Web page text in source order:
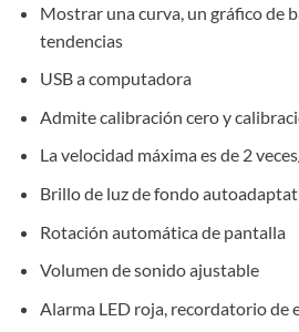
Mostrar una curva, un gráfico de
tendencias
USB a computadora
Admite calibración cero y
La velocidad máxima es de 2
Brillo de luz de fondo
Rotación automática de pantalla
Volumen de sonido ajustable
Alarma LED roja, recordatorio de